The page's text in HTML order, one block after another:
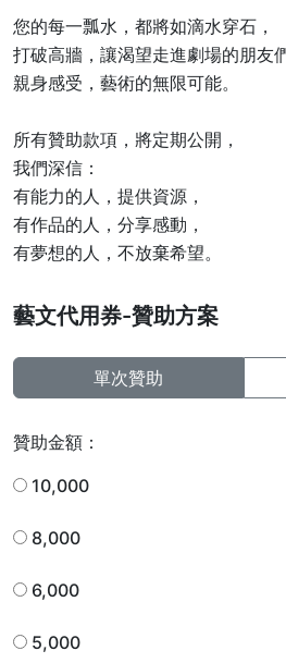
您的每一瓢水，都將如滴水穿石，
打破高牆，讓渴望走進劇場的朋友
親身感受，藝術的無限可能。
所有贊助款項，將定期公開，
我們深信：
有能力的人，提供資源，
有作品的人，分享感動，
有夢想的人，不放棄希望。
藝文代用券-贊助方案
單次贊助
贊助金額 ：
10,000
8,000
6,000
5,000